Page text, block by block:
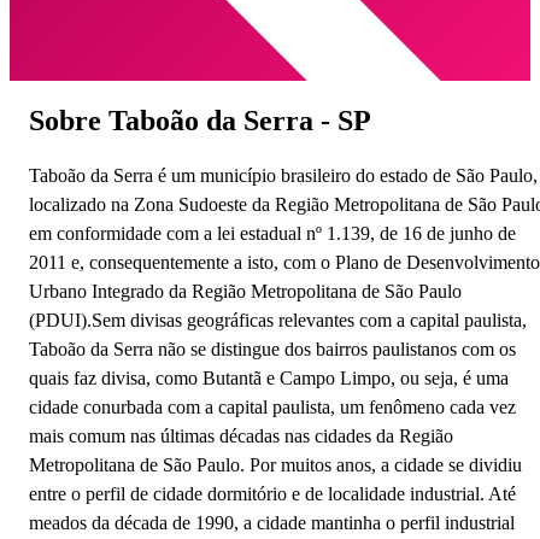
Sobre Taboão da Serra - SP
Taboão da Serra é um município brasileiro do estado de São Paulo,
localizado na Zona Sudoeste da Região Metropolitana de São
em conformidade com a lei estadual nº 1.139, de 16 de junho de
2011 e, consequentemente a isto, com o Plano de Desenvolvimento
Urbano Integrado da Região Metropolitana de São Paulo
(PDUI).Sem divisas geográficas relevantes com a capital paulista,
Taboão da Serra não se distingue dos bairros paulistanos com os
quais faz divisa, como Butantã e Campo Limpo, ou seja, é uma
cidade conurbada com a capital paulista, um fenômeno cada vez
mais comum nas últimas décadas nas cidades da Região
Metropolitana de São Paulo. Por muitos anos, a cidade se dividiu
entre o perfil de cidade dormitório e de localidade industrial. Até
meados da década de 1990, a cidade mantinha o perfil industrial